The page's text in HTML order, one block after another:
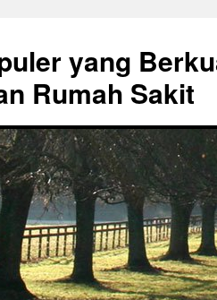
yang
Rumah Sakit